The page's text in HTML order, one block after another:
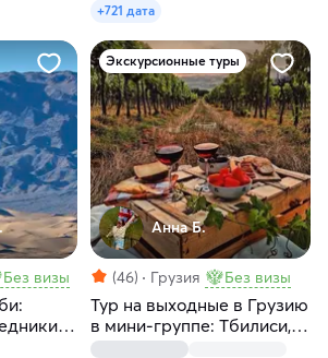
+721 дата
Без визы
Экскурсионные туры
Анна Б.
(46) Грузия Без визы
Тур на выходные в Грузию
в мини-группе: Тбилиси,
Кахетия, Мцхета, Казбеги